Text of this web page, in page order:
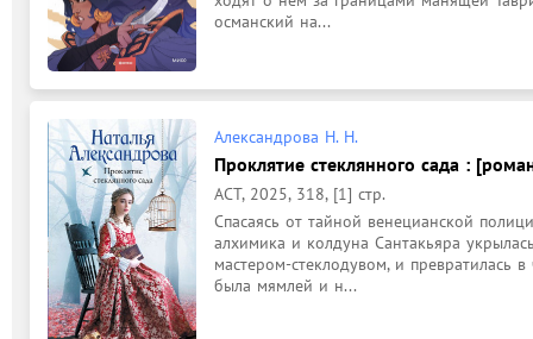
османский на...
Александрова Н. Н.
Проклятие стеклянного сада :
АСТ, 2025, 318, [1] стр.
Спасаясь от тайной венецианской
алхимика и колдуна Сантакьяра
мастером-стеклодувом, и
была мямлей и н...